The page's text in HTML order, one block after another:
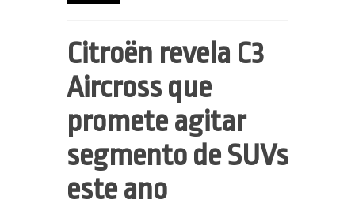
Citroën revela C3
Aircross que
promete agitar
segmento de SUVs
este ano